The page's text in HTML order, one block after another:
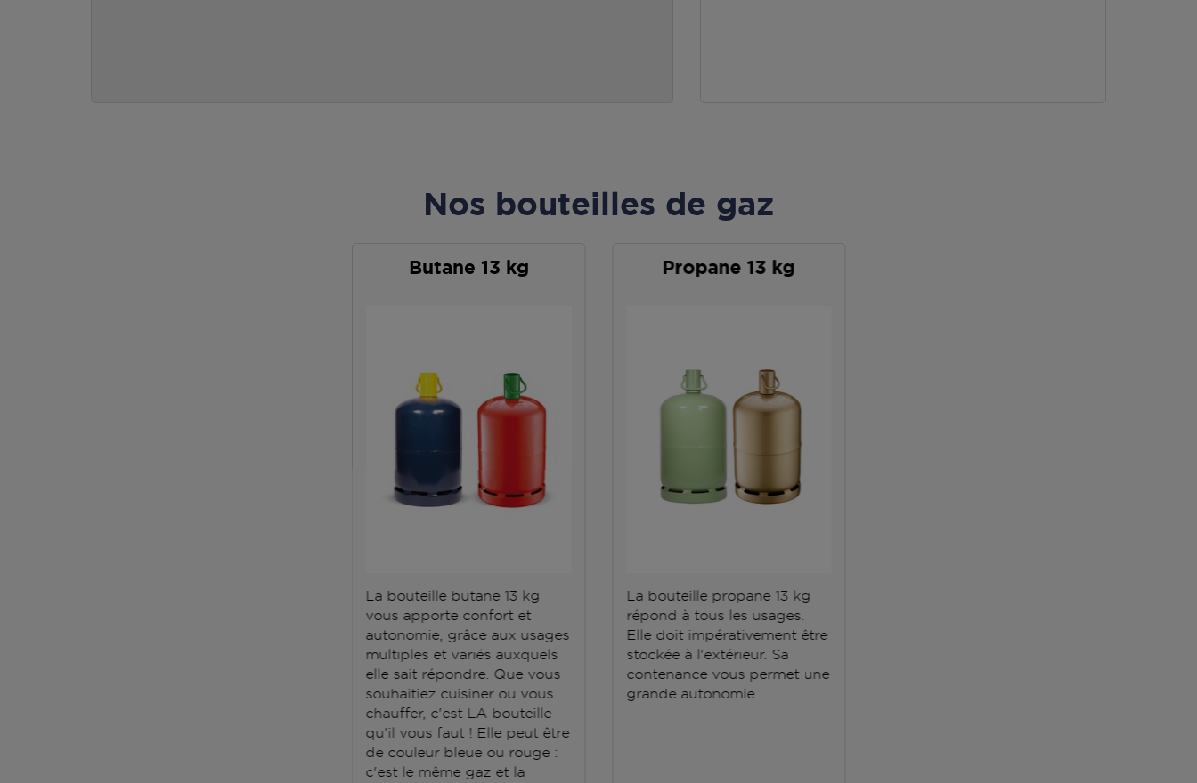
Nos bouteilles de gaz
Butane 13 kg
La bouteille butane 13 kg
vous apporte confort et
autonomie, grâce aux usages
multiples et variés auxquels
elle sait répondre. Que vous
souhaitiez cuisiner ou vous
chauffer, c'est LA bouteille
qu'il vous faut ! Elle peut être
de couleur bleue ou rouge :
c'est le même gaz et la
Propane 13 kg
La bouteille propane 13 kg
répond à tous les usages.
Elle doit impérativement être
stockée à l'extérieur. Sa
contenance vous permet une
grande autonomie.